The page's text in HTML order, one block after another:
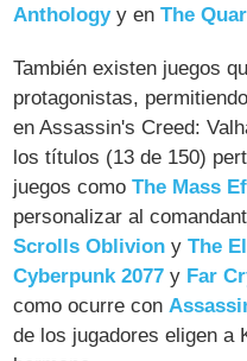
Anthologyy enThe
También existen juegos
protagonistas,
en Assassin's Creed:
los títulos (13 de 150)
juegos comoThe Mass
personalizar al
Scrolls Oblivion yThe
Cyberpunk 2077 y Far
como ocurre con
de los jugadores eligen a